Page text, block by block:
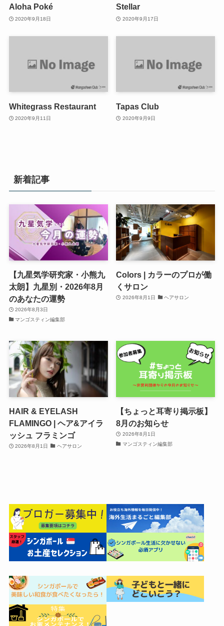
Aloha Poké
2020年9月18日
Stellar
2020年9月17日
Whitegrass Restaurant
2020年9月11日
Tapas Club
2020年9月9日
新着記事
【九星気学研究家・小熊九
太朗】九星別・2026年8月
のあなたの運勢
2026年8月3日
マンゴスティン編集部
Colors | カラーのプロが働
くサロン
2026年8月1日 ヘアサロン
HAIR & EYELASH
FLAMINGO | ヘア&アイラ
ッシュ フラミンゴ
2026年8月1日 ヘアサロン
【ちょっと耳寄り掲示板】
8月のお知らせ
2026年8月1日
マンゴスティン編集部